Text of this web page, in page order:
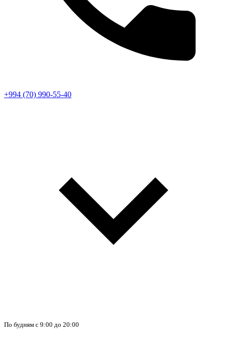
+994 (70) 990-55-40
По будням с 9:00 до 20:00